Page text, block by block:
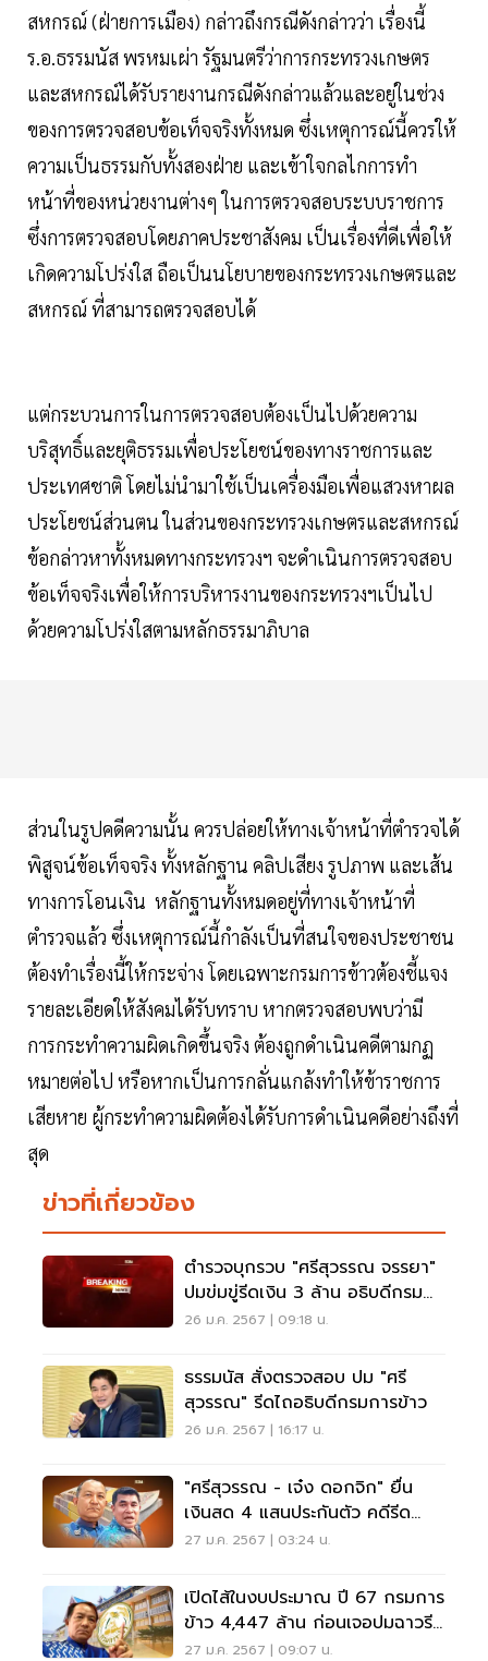
สหกรณ์ (ฝ่ายการเมือง) กล่าวถึงกรณีดังกล่าวว่า เรื่องนี้
ร.อ.ธรรมนัส พรหมเผ่า รัฐมนตรีว่าการกระทรวงเกษตร
และสหกรณ์ได้รับรายงานกรณีดังกล่าวแล้วและอยู่ในช่วง
ของการตรวจสอบข้อเท็จจริงทั้งหมด ซึ่งเหตุการณ์นี้ควรให้
ความเป็นธรรมกับทั้งสองฝ่าย และเข้าใจกลไกการทำ
หน้าที่ของหน่วยงานต่างๆ ในการตรวจสอบระบบราชการ
ซึ่งการตรวจสอบโดยภาคประชาสังคม เป็นเรื่องที่ดีเพื่อให้
เกิดความโปร่งใส ถือเป็นนโยบายของกระทรวงเกษตรและ
สหกรณ์ ที่สามารถตรวจสอบได้
แต่กระบวนการในการตรวจสอบต้องเป็นไปด้วยความ
บริสุทธิ์และยุติธรรมเพื่อประโยชน์ของทางราชการและ
ประเทศชาติ โดยไม่นำมาใช้เป็นเครื่องมือเพื่อแสวงหาผล
ประโยชน์ส่วนตน ในส่วนของกระทรวงเกษตรและสหกรณ์
ข้อกล่าวหาทั้งหมดทางกระทรวงฯ จะดำเนินการตรวจสอบ
ข้อเท็จจริงเพื่อให้การบริหารงานของกระทรวงฯเป็นไป
ด้วยความโปร่งใสตามหลักธรรมาภิบาล
ส่วนในรูปคดีความนั้น ควรปล่อยให้ทางเจ้าหน้าที่ตำรวจได้
พิสูจน์ข้อเท็จจริง ทั้งหลักฐาน คลิปเสียง รูปภาพ และเส้น
ทางการโอนเงิน หลักฐานทั้งหมดอยู่ที่ทางเจ้าหน้าที่
ตำรวจแล้ว ซึ่งเหตุการณ์นี้กำลังเป็นที่สนใจของประชาชน
ต้องทำเรื่องนี้ให้กระจ่าง โดยเฉพาะกรมการข้าวต้องชี้แจง
รายละเอียดให้สังคมได้รับทราบ หากตรวจสอบพบว่ามี
การกระทำความผิดเกิดขึ้นจริง ต้องถูกดำเนินคดีตามกฏ
หมายต่อไป หรือหากเป็นการกลั่นแกล้งทำให้ข้าราชการ
เสียหาย ผู้กระทำความผิดต้องได้รับการดำเนินคดีอย่างถึงที่
สุด
ข่าวที่เกี่ยวข้อง
ตำรวจบุกรวบ "ศรีสุวรรณ จรรยา"
ปมข่มขู่รีดเงิน 3 ล้าน อธิบดีกรม
การข้าว
26 ม.ค. 2567 | 09:18 น.
ธรรมนัส สั่งตรวจสอบ ปม "ศรี
สุวรรณ" รีดไถอธิบดีกรมการข้าว
26 ม.ค. 2567 | 16:17 น.
"ศรีสุวรรณ - เจ๋ง ดอกจิก" ยื่น
เงินสด 4 แสนประกันตัว คดีรีด
ทรัพย์
27 ม.ค. 2567 | 03:24 น.
เปิดไส้ในงบประมาณ ปี 67 กรมการ
ข้าว 4,447 ล้าน ก่อนเจอปมฉาวรีด
ทรัพย์อธิบดี
27 ม.ค. 2567 | 09:07 น.